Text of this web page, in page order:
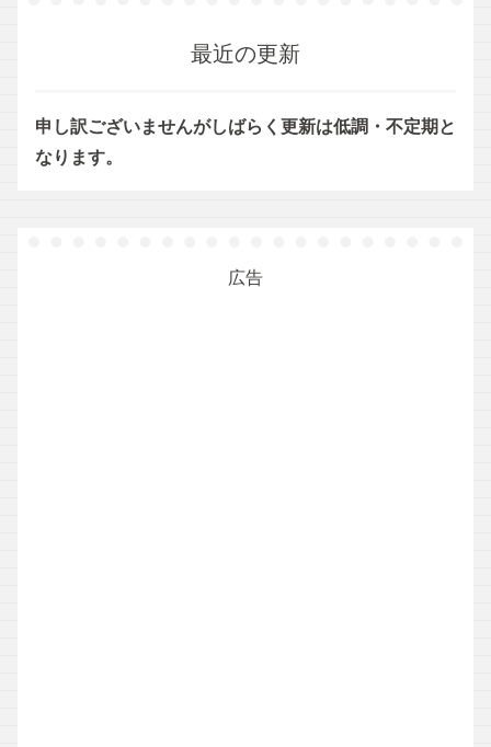
最近の更新
申し訳ございませんがしばらく更新は低調・不定期と
なります。
広告